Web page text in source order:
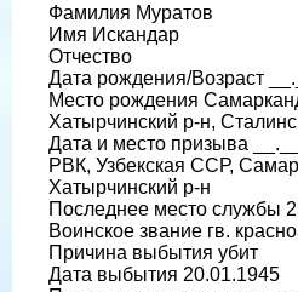
Фамилия Муратов
Имя Искандар
Отчество
Дата рождения/Возраст
Место рождения
Хатырчинский р-н,
Дата и место призыва
РВК, Узбекская ССР,
Хатырчинский р-н
Последнее место службы
Воинское звание гв.
Причина выбытия убит
Дата выбытия 20.01.1945